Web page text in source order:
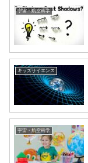
宇宙・航空科学
キッズサイエンス
宇宙・航空科学